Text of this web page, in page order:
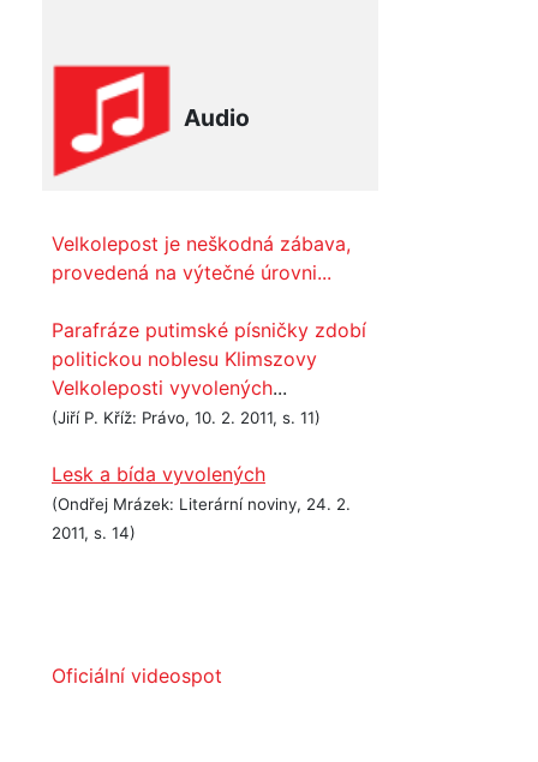
Audio
Velkolepost je neškodná zábava,
provedená na výtečné úrovni...
Parafráze putimské písničky zdobí
politickou noblesu Klimszovy
Velkoleposti vyvolených...
(Jiří P. Kříž: Právo, 10. 2. 2011, s. 11)
Lesk a bída vyvolených
(Ondřej Mrázek: Literární noviny, 24. 2.
2011, s. 14)
Oficiální videospot